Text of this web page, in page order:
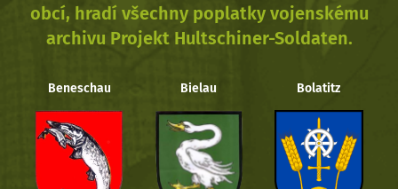
obcí, hradí všechny poplatky vojenskému
archivu Projekt Hultschiner-Soldaten.
Beneschau Bielau Bolatitz